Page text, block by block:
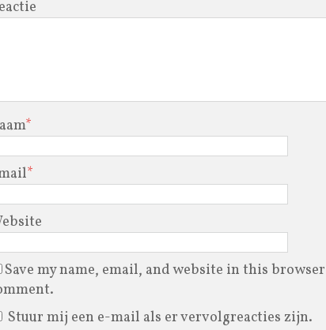
*
*
Save my name, email, and website in this
Stuur mij een e-mail als er vervolgreacties zijn.